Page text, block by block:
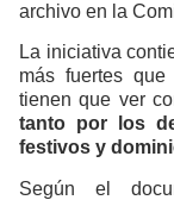
archivo en la
La iniciativa
más fuertes
tienen que ver
tanto por los
festivos y
Según el